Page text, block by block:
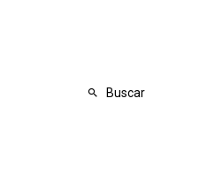
Buscar